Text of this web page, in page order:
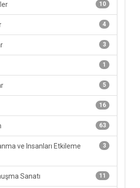
10
4
3
1
5
16
63
3
ve Insanları Etkileme
11
Sanatı